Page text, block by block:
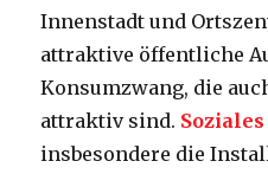
Innenstadt und
attraktive öffentliche
Konsumzwang, die
attraktiv sind.
insbesondere die